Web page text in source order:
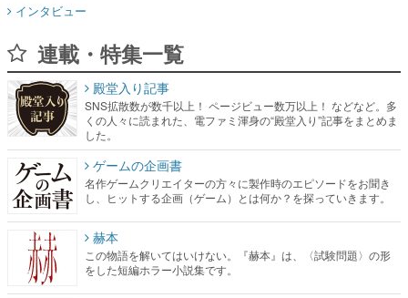
インタビュー
連載・特集一覧
殿堂入り記事
SNS拡散数が数千以上！ ページビュー数万以上！ などなど。多
くの人々に読まれた、電ファミ渾身の“殿堂入り”記事をまとめま
した。
ゲームの企画書
名作ゲームクリエイターの方々に製作時のエピソードをお聞き
し、ヒットする企画（ゲーム）とは何か？を探っていきます。
赫本
この物語を解いてはいけない。『赫本』は、〈試験問題〉の形
をした短編ホラー小説集です。